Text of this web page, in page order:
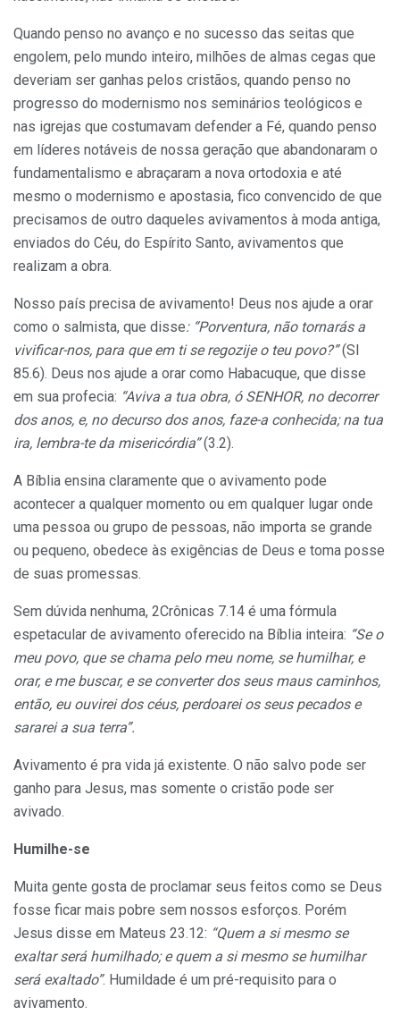
Quando penso no avanço e no sucesso das seitas que
engolem, pelo mundo inteiro, milhões de almas cegas que
deveriam ser ganhas pelos cristãos, quando penso no
progresso do modernismo nos seminários teológicos e
nas igrejas que costumavam defender a Fé, quando penso
em líderes notáveis de nossa geração que abandonaram o
fundamentalismo e abraçaram a nova ortodoxia e até
mesmo o modernismo e apostasia, fico convencido de que
precisamos de outro daqueles avivamentos à moda antiga,
enviados do Céu, do Espírito Santo, avivamentos que
realizam a obra.
Nosso país precisa de avivamento! Deus nos ajude a orar
como o salmista, que disse: “Porventura, não tornarás a
vivificar-nos, para que em ti se regozije o teu povo?”(Sl
85.6). Deus nos ajude a orar como Habacuque, que disse
em sua profecia: “Aviva a tua obra, ó SENHOR, no decorrer
dos anos, e, no decurso dos anos, faze-a conhecida; na tua
ira, lembra-te da misericórdia”(3.2).
A Bíblia ensina claramente que o avivamento pode
acontecer a qualquer momento ou em qualquer lugar onde
uma pessoa ou grupo de pessoas, não importa se grande
ou pequeno, obedece às exigências de Deus e toma posse
de suas promessas.
Sem dúvida nenhuma, 2Crônicas 7.14 é uma fórmula
espetacular de avivamento oferecido na Bíblia inteira: “Se o
meu povo, que se chama pelo meu nome, se humilhar, e
orar, e me buscar, e se converter dos seus maus caminhos,
então, eu ouvirei dos céus, perdoarei os seus pecados e
sararei a sua terra”.
Avivamento é pra vida já existente. O não salvo pode ser
ganho para Jesus, mas somente o cristão pode ser
avivado.
Humilhe-se
Muita gente gosta de proclamar seus feitos como se Deus
fosse ficar mais pobre sem nossos esforços. Porém
Jesus disse em Mateus 23.12: “Quem a si mesmo se
exaltar será humilhado; e quem a si mesmo se humilhar
será exaltado”. Humildade é um pré-requisito para o
avivamento.